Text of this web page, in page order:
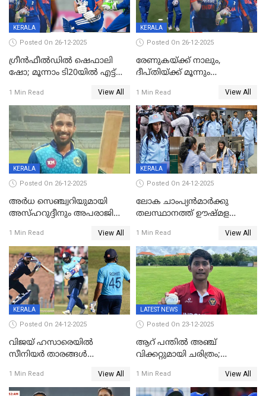
KERALA
Posted On 26-12-2025
ഗ്രീന്‍ഫീല്‍ഡില്‍ ഷെഫാലി
ഷോ; മൂന്നാം ടി20യിൽ എട്ട്
വനിതകള്‍ക്കെതിരായ ടി20
പരമ്പര ഇന്ത്യക്ക്
1 Min Read View All
KERALA
Posted On 26-12-2025
രേണുകയ്ക്ക് നാലും,
ദീപ്തിയ്ക്ക് മൂന്നും
ടി20യിലും ശ്രീലങ്കയ്ക്ക്
ബാറ്റിംഗ് തകര്‍ച്ച; ഇന്ത്യയ്ക്ക്
വിജയലക്ഷ്യം 113 റൺസ്
1 Min Read View All
KERALA
Posted On 26-12-2025
അർധ സെഞ്ച്വറിയുമായി
അസ്ഹറുദ്ദീനും അപരാജിതും
റൺസ് വിജയലക്ഷ്യമുയർത്തി
കേരളം
1 Min Read View All
KERALA
Posted On 24-12-2025
ലോക ചാംപ്യൻമാർക്കു
തലസ്ഥാനത്ത് ഊഷ്മള
മത്സരം ജയിച്ചാൽ ഇന്ത്യയ്ക്കു
പരമ്പര
1 Min Read View All
KERALA
Posted On 24-12-2025
വിജയ് ഹസാരെയിൽ
സീനിയർ താരങ്ങൾ
സച്ചിന്‍റെ റെക്കോഡ് മറികടന്ന്
കോഹ്‌ലി, രോഹിത്
1 Min Read View All
LATEST NEWS
Posted On 23-12-2025
ആറ് പന്തിൽ അഞ്ച്
വിക്കറ്റുമായി ചരിത്രം;
റെക്കോഡുമായി
ഇന്തോനേഷ്യൻ താരം
1 Min Read View All